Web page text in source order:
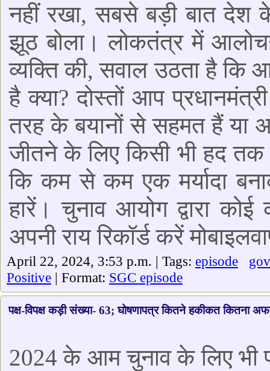
नहीं रखा, सबसे बड़ी बात देश
झूठ बोला। लोकतंत्र में
व्यक्ति की, सवाल उठता है
है क्या? दोस्तों आप
तरह के बयानों से सहमत हैं या
जीतने के लिए किसी भी हद तक
कि कम से कम एक मर्यादा
हारें। चुनाव आयोग द्वारा
अपनी राय रिकॉर्ड करें
April 22, 2024, 3:53 p.m. | Tags: episode
Positive | Format: SGC episode
पक्ष-विपक्ष कड़ी संख्या- 63; घोषणापत्र कितने हकीकत कितना
2024 के आम चुनाव के लिए भी